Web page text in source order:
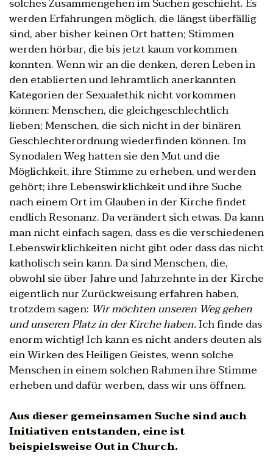
werden Erfahrungen möglich, die längst überfällig
sind, aber bisher keinen Ort hatten; Stimmen
werden hörbar, die bis jetzt kaum vorkommen
konnten. Wenn wir an die denken, deren Leben in
den etablierten und lehramtlich anerkannten
Kategorien der Sexualethik nicht vorkommen
können: Menschen, die gleichgeschlechtlich
lieben; Menschen, die sich nicht in der binären
Geschlechterordnung wiederfinden können. Im
Synodalen Weg hatten sie den Mut und die
Möglichkeit, ihre Stimme zu erheben, und werden
gehört; ihre Lebenswirklichkeit und ihre Suche
nach einem Ort im Glauben in der Kirche findet
endlich Resonanz. Da verändert sich etwas. Da kann
man nicht einfach sagen, dass es die verschiedenen
Lebenswirklichkeiten nicht gibt oder dass das nicht
katholisch sein kann. Da sind Menschen, die,
obwohl sie über Jahre und Jahrzehnte in der Kirche
eigentlich nur Zurückweisung erfahren haben,
trotzdem sagen: Wir möchten unseren Weg gehen
und unseren Platz in der Kirche haben.Ich finde das
enorm wichtig! Ich kann es nicht anders deuten als
ein Wirken des Heiligen Geistes, wenn solche
Menschen in einem solchen Rahmen ihre Stimme
erheben und dafür werben, dass wir uns öffnen.
Aus dieser gemeinsamen Suche sind auch
Initiativen entstanden, eine ist
beispielsweise Out in Church.